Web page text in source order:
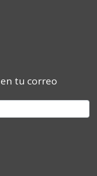
tu correo